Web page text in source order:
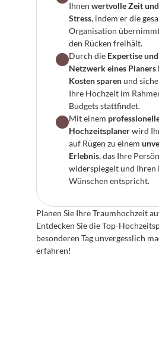
Ihnen wertvolle Zeit
Stress, indem er die
Organisation
den Rücken freihält.
Durch die Expertise
Netzwerk eines Planers
Kosten sparen und
Ihre Hochzeit im
Budgets stattfindet.
Mit einem
Hochzeitsplaner wird
auf Rügen zu einem
Erlebnis, das Ihre
widerspiegelt und Ihren
Wünschen entspricht.
Planen Sie Ihre Traumhochzeit
Entdecken Sie die Top-
besonderen Tag unvergesslich
erfahren!